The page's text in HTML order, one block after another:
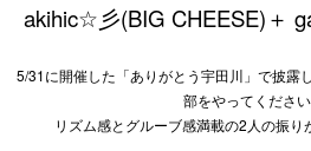
akihic☆彡(BIG CHEESE)＋
5/31に開催した「ありがとう宇田川」で披露
部をやってくださ
リズム感とグルーブ感満載の2人の振